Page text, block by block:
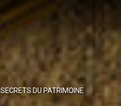
SECRETS DU PATRIMOINE